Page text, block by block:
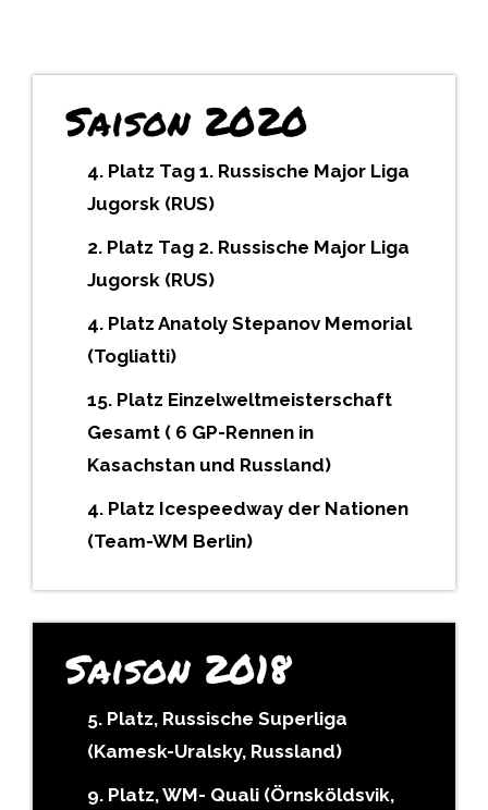
Saison 2020
4. Platz Tag 1. Russische Major Liga
Jugorsk (RUS)
2. Platz Tag 2. Russische Major Liga
Jugorsk (RUS)
4. Platz Anatoly Stepanov Memorial
(Togliatti)
15. Platz Einzelweltmeisterschaft
Gesamt ( 6 GP-Rennen in
Kasachstan und Russland)
4. Platz Icespeedway der Nationen
(Team-WM Berlin)
Saison 2018
5. Platz, Russische Superliga
(Kamesk-Uralsky, Russland)
9. Platz, WM- Quali (Örnsköldsvik,